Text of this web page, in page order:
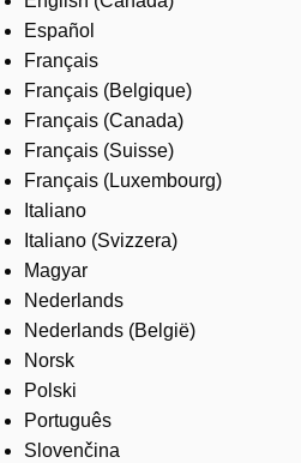
Español
Français
Français (Belgique)
Français (Canada)
Français (Suisse)
Français (Luxembourg)
Italiano
Italiano (Svizzera)
Magyar
Nederlands
Nederlands (België)
Norsk
Polski
Português
Slovenčina